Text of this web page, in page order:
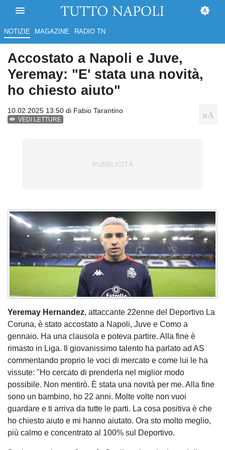
NOTIZIE MAGAZINE RADIO TN
Accostato a Napoli e Juve,
Yeremay: "E' stata una novità,
ho chiesto aiuto"
10.02.2025 13:50 di Fabio Tarantino
VEDI LETTURE
Yeremay Hernandez, attaccante 22enne del Deportivo La
Coruna, è stato accostato a Napoli, Juve e Como a
gennaio. Ha una clausola e poteva partire. Alla fine è
rimasto in Liga. Il giovanissimo talento ha parlato ad AS
commentando proprio le voci di mercato e come lui le ha
vissute: "Ho cercato di prenderla nel miglior modo
possibile. Non mentirò. È stata una novità per me. Alla fine
sono un bambino, ho 22 anni. Molte volte non vuoi
guardare e ti arriva da tutte le parti. La cosa positiva è che
ho chiesto aiuto e mi hanno aiutato. Ora sto molto meglio,
più calmo e concentrato al 100% sul Deportivo.